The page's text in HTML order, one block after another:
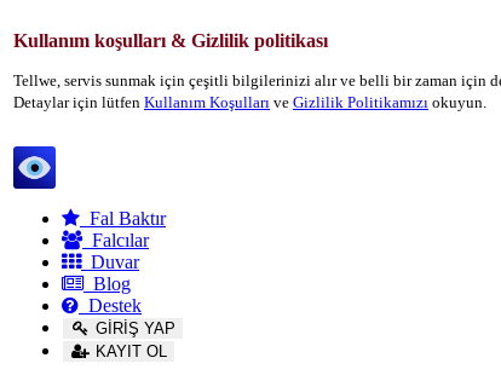
Kullanım koşulları & Gizlilik politikası
Tellwe, servis sunmak için çeşitli bilgilerinizi alır ve belli bir zaman için
Detaylar için lütfen Kullanım Koşulları ve Gizlilik Politikamızı okuyun.
Fal Baktır
Falcılar
Duvar
Blog
Destek
GİRİŞ YAP
KAYIT OL